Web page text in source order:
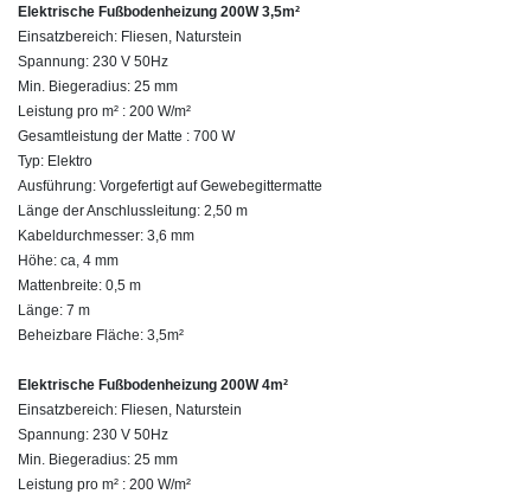
Elektrische Fußbodenheizung 200W 3,5m²
Einsatzbereich: Fliesen, Naturstein
Spannung: 230 V 50Hz
Min. Biegeradius: 25 mm
Leistung pro m² : 200 W/m²
Gesamtleistung der Matte : 700 W
Typ: Elektro
Ausführung: Vorgefertigt auf Gewebegittermatte
Länge der Anschlussleitung: 2,50 m
Kabeldurchmesser: 3,6 mm
Höhe: ca, 4 mm
Mattenbreite: 0,5 m
Länge: 7 m
Beheizbare Fläche: 3,5m²
Elektrische Fußbodenheizung 200W 4m²
Einsatzbereich: Fliesen, Naturstein
Spannung: 230 V 50Hz
Min. Biegeradius: 25 mm
Leistung pro m² : 200 W/m²